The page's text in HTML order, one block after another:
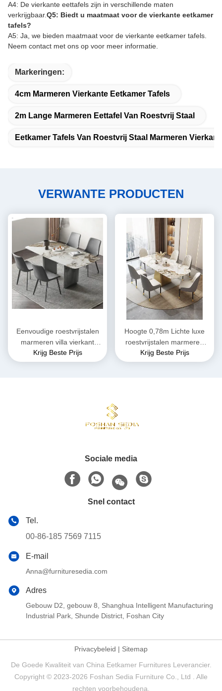
A4: De vierkante eettafels zijn in verschillende maten
verkrijgbaar.Q5: Biedt u maatmaat voor de vierkante eetkamer
tafels?
A5: Ja, we bieden maatmaat voor de vierkante eetkamer tafels.
Neem contact met ons op voor meer informatie.
Markeringen:
4cm Marmeren Vierkante Eetkamer Tafels
2m Lange Marmeren Eettafel Van Roestvrij Staal
Eetkamer Tafels Van Roestvrij Staal Marmeren Vierkant
VERWANTE PRODUCTEN
Eenvoudige roestvrijstalen
marmeren villa vierkant
eetkamer tafel
Krijg Beste Prijs
Hoogte 0,78m Lichte luxe
roestvrijstalen marmeren
eettafel voor zes personen
Krijg Beste Prijs
Sociale media
Snel contact
Tel.
00-86-185 7569 7115
E-mail
Anna@furnituresedia.com
Adres
Gebouw D2, gebouw 8, Shanghua Intelligent Manufacturing
Industrial Park, Shunde District, Foshan City
Privacybeleid | Sitemap
De Goede Kwaliteit van China Eetkamer Furnitures Leverancier.
Copyright © 2023-2026 Foshan Sedia Furniture Co., Ltd . Alle
rechten voorbehoudena.